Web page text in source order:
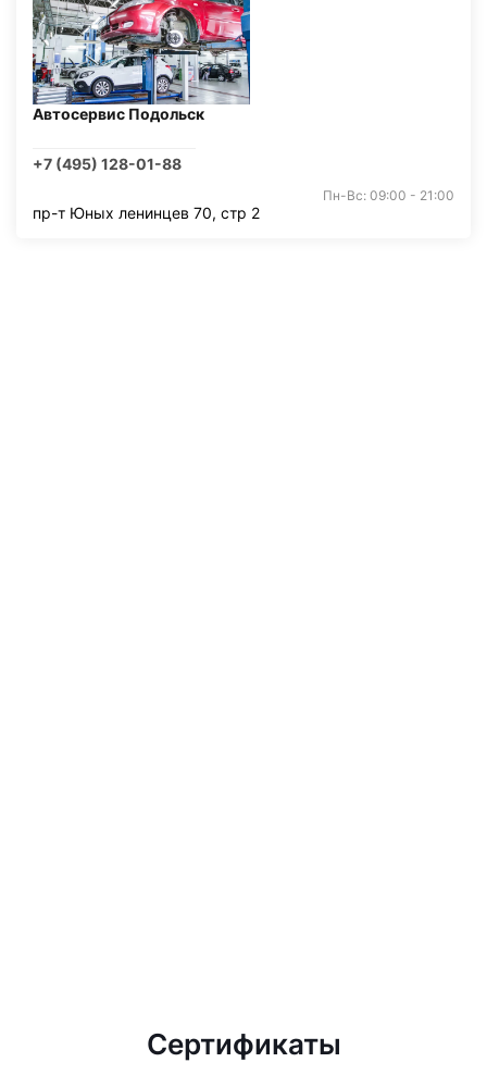
Автосервис Подольск
+7 (495) 128-01-88
Пн-Вс: 09:00 - 21:00
пр-т Юных ленинцев 70, стр 2
Сертификаты